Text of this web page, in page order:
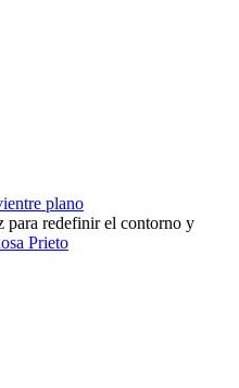
plano
para redefinir el contorno y
Prieto